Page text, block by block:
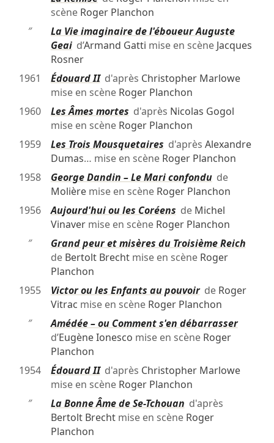
scène Roger Planchon
″
La Vie imaginaire de l'éboueur Auguste
Geaid’Armand Gatti mise en scène Jacques
Rosner
1961
Édouard IId'après Christopher Marlowe
mise en scène Roger Planchon
1960
Les Âmes mortes d'après Nicolas Gogol
mise en scène Roger Planchon
1959
Les Trois Mousquetaires d'après Alexandre
Dumas… mise en scène Roger Planchon
1958
George Dandin – Le Mari confondude
Molièremise en scène Roger Planchon
1956
Aujourd'hui ou les Coréens de Michel
Vinavermise en scène Roger Planchon
″
Grand peur et misères du Troisième Reich
de Bertolt Brechtmise en scène Roger
Planchon
1955
Victor ou les Enfants au pouvoirde Roger
Vitrac mise en scène Roger Planchon
″
Amédée – ou Comment s'en débarrasser
d’Eugène Ionesco mise en scène Roger
Planchon
1954
Édouard IId'après Christopher Marlowe
mise en scène Roger Planchon
″
La Bonne Âme de Se-Tchouan d'après
Bertolt Brechtmise en scène Roger
Planchon